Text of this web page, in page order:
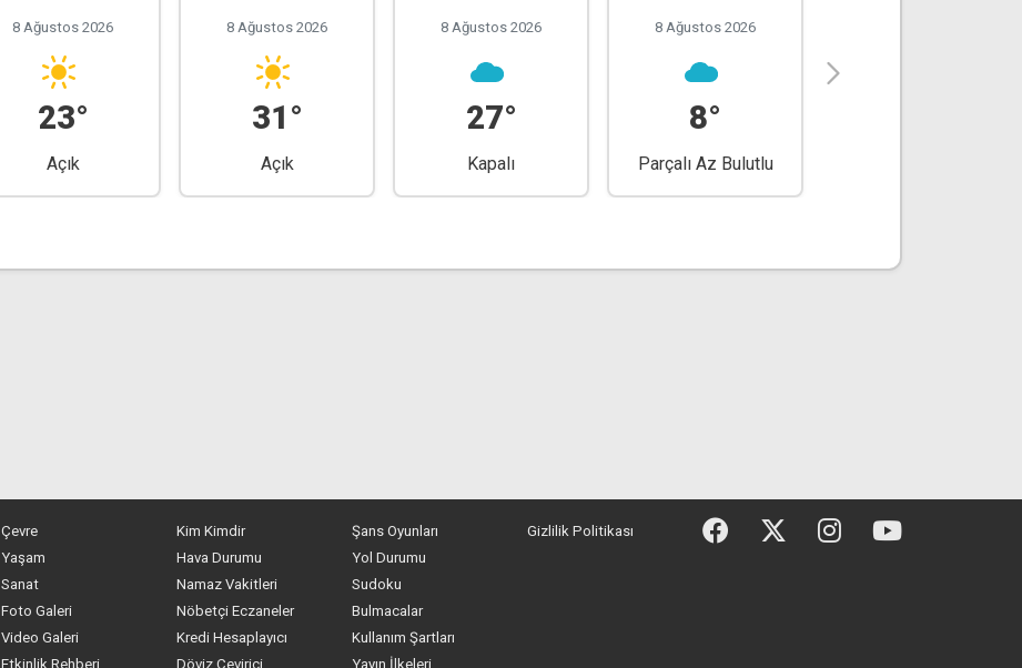
8 Ağustos 2026
23°
Açık
8 Ağustos 2026
31°
Açık
8 Ağustos 2026
27°
Kapalı
8 Ağustos 2026
8°
Parçalı Az Bulutlu
Çevre
Yaşam
Sanat
Foto Galeri
Video Galeri
Etkinlik Rehberi
Kim Kimdir
Hava Durumu
Namaz Vakitleri
Nöbetçi Eczaneler
Kredi Hesaplayıcı
Döviz Çevirici
Şans Oyunları
Yol Durumu
Sudoku
Bulmacalar
Kullanım Şartları
Yayın İlkeleri
Gizlilik Politikası